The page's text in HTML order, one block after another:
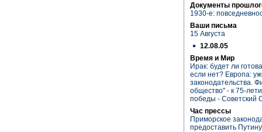
Документы
1930-е:
Ваши письма
15 Августа
12.08.05
Время и Мир
Ирак: будет ли
если нет? Европа:
законодательства.
общество" - к 75-
победы - Советский
Час прессы
Приморское
предоставить